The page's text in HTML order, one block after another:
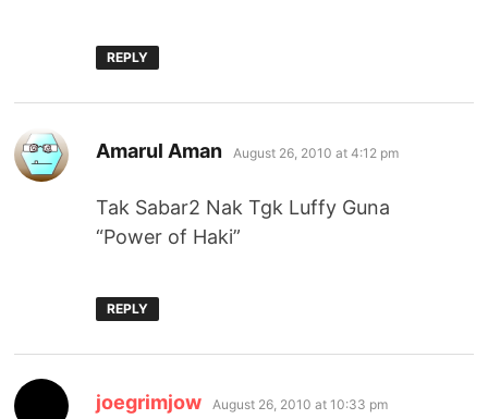
REPLY
Amarul Aman says:
August 26, 2010 at 4:12 pm
Tak Sabar2 Nak Tgk Luffy Guna
“Power of Haki”
REPLY
joegrimjow says:
August 26, 2010 at 10:33 pm